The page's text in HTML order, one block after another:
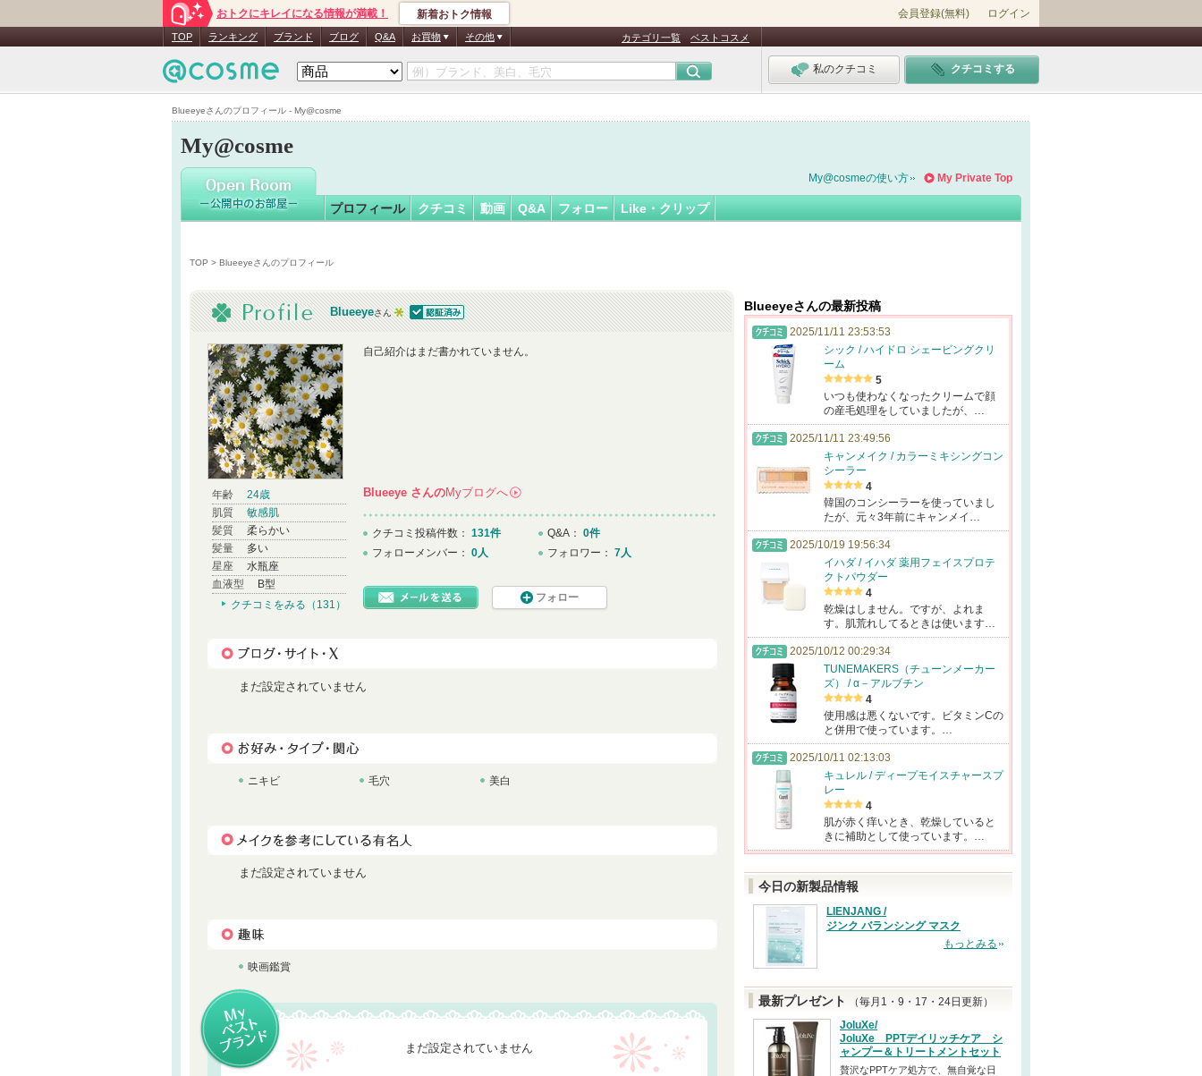
Blueeyeさんのプロフィール - My@cosme
おトクにキレイになる情報が満載！ 新着おトク情報 会員登録(無料) ログイン
TOP ランキング ブランド ブログ Q&A お買物 その他 カテゴリ一覧 ベストコスメ
私のクチコミ クチコミする
My@cosme
Blueeyeさん
認
証
My Private Top
My@cosmeの使い方
プロフィール クチコミ 動画 Q&A フォロー Like・クリップ
TOP > Blueeyeさんのプロフィール
Blueeyeさん
認証済
年齢
24歳
肌質
敏感肌
髪質
柔らかい
髪量
多い
星座
水瓶座
血液型
B型
クチコミをみる（131）
自己紹介はまだ書かれていません。
Blueeye さんのMyブログへ
クチコミ投稿件数： 131件
フォローメンバー： 0人
Q&A： 0件
フォロワー： 7人
フォロー
まだ設定されていません
ニキビ 毛穴 美白
まだ設定されていません
映画鑑賞
まだ設定されていません
Blueeyeさんの最新投稿
2025/11/11 23:53:53
シック / ハイドロ シェービングクリ
ーム
5
いつも使わなくなったクリームで顔
の産毛処理をしていましたが、…
2025/11/11 23:49:56
キャンメイク / カラーミキシングコン
シーラー
4
韓国のコンシーラーを使っていまし
たが、元々3年前にキャンメイ…
2025/10/19 19:56:34
イハダ / イハダ 薬用フェイスプロテ
クトパウダー
4
乾燥はしません。ですが、よれま
す。肌荒れしてるときは使います…
2025/10/12 00:29:34
TUNEMAKERS（チューンメーカー
ズ） / α－アルブチン
4
使用感は悪くないです。ビタミンCの
と併用で使っています。…
2025/10/11 02:13:03
キュレル / ディープモイスチャースプ
レー
4
肌が赤く痒いとき、乾燥していると
きに補助として使っています。…
今日の新製品情報
LIENJANG /
ジンク バランシング マスク
もっとみる
最新プレゼント
（毎月1・9・17・24日更新）
JoluXe/
JoluXe PPTデイリッチケア シ
ャンプー＆トリートメントセット
贅沢なPPTケア処方で、無自覚な日